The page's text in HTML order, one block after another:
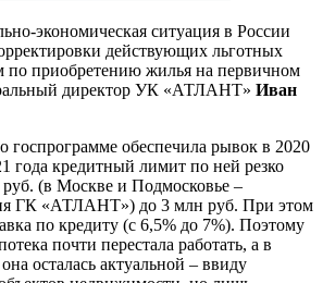
экономическая ситуация в России
действующих льготных
по приобретению жилья на первичном
директор УК «АТЛАНТ» Иван
госпрограмме обеспечила рывок в 2020
года кредитный лимит по ней резко
руб. (в Москве и Подмосковье –
ГК «АТЛАНТ») до 3 млн руб. При этом
по кредиту (с 6,5% до 7%). Поэтому
почти перестала работать, а в
осталась актуальной – ввиду